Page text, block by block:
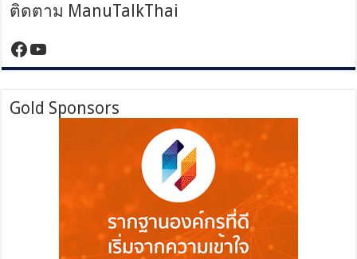
ติดตาม ManuTalkThai
https://www.facebook.com/
YouTube
Gold Sponsors